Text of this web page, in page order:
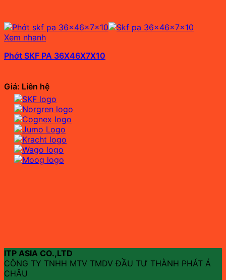
Xem nhanh
Phớt SKF PA 36X46X7X10
Giá: Liên hệ
ITP ASIA CO.,LTD
CÔNG TY TNHH MTV TMDV ĐẦU TƯ THÀNH PHÁT Á
CHÂU